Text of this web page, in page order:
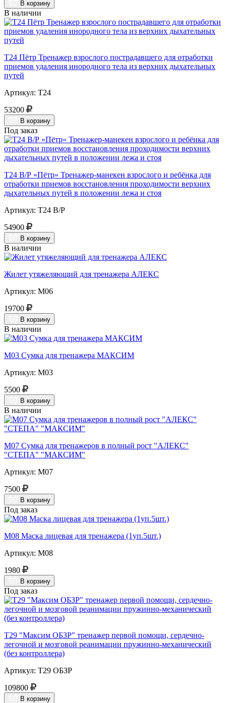
В корзину
В наличии
Т24 Пётр Тренажер взрослого пострадавшего для отработки
приемов удаления инородного тела из верхних дыхательных
путей
Артикул: Т24
53200
В корзину
Под заказ
Т24 В/Р «Пётр» Тренажер-манекен взрослого и ребёнка для
отработки приемов восстановления проходимости верхних
дыхательных путей в положении лежа и стоя
Артикул: Т24 В/Р
54900
В корзину
В наличии
Жилет утяжеляющий для тренажера АЛЕКС
Артикул: М06
19700
В корзину
В наличии
М03 Сумка для тренажера МАКСИМ
Артикул: М03
5500
В корзину
В наличии
М07 Сумка для тренажеров в полный рост "АЛЕКС"
"СТЕПА" "МАКСИМ"
Артикул: М07
7500
В корзину
Под заказ
М08 Маска лицевая для тренажера (1уп.5шт.)
Артикул: М08
1980
В корзину
Под заказ
Т29 "Максим ОБЗР" тренажер первой помощи, сердечно-
легочной и мозговой реанимации пружинно-механический
(без контроллера)
Артикул: Т29 ОБЗР
109800
В корзину